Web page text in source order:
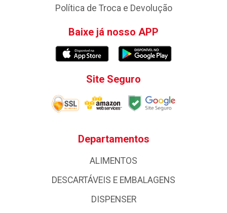
Política de Troca e Devolução
Baixe já nosso APP
Site Seguro
Departamentos
ALIMENTOS
DESCARTÁVEIS E EMBALAGENS
DISPENSER